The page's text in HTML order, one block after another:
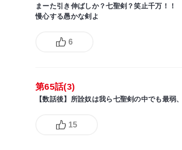
まーた引き伸ばしか？七聖剣？笑止千万！！
慢心する愚かな剣よ
6
第65話(3)
【数話後】所詮奴は我ら七聖剣の中でも最弱
15